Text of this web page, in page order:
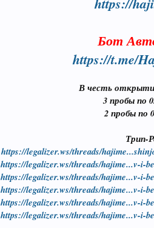
Бот
https://t.me/
В честь
3 пробы по
2 пробы по
Трип-
https://legalizer.ws/threads/
https://legalizer.ws/threads/hajime...v-i-
https://legalizer.ws/threads/hajime...v-i-
https://legalizer.ws/threads/hajime...v-i-
https://legalizer.ws/threads/hajime...v-i-
https://legalizer.ws/threads/hajime...v-i-